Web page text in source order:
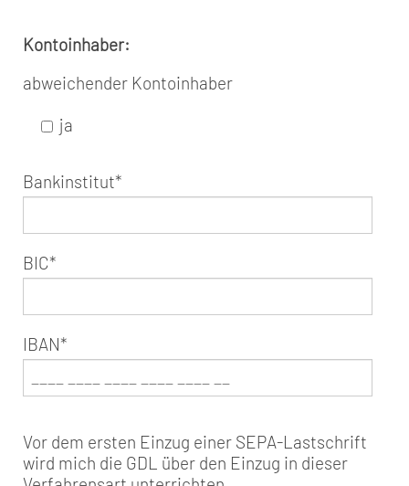
Kontoinhaber:
abweichender Kontoinhaber
ja
Bankinstitut*
BIC*
IBAN*
Vor dem ersten Einzug einer SEPA-Lastschrift
wird mich die GDL über den Einzug in dieser